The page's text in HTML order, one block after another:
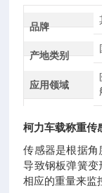
品牌
产地类别
应用领域
柯力车载称重传
传感器是根据
导致钢板弹簧
相应的重量来监